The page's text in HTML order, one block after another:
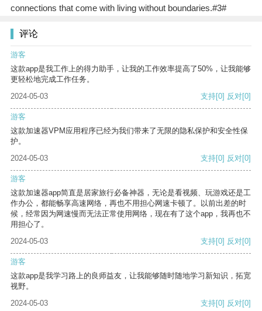
connections that come with living without boundaries.#3#
评论
游客
这款app是我工作上的得力助手，让我的工作效率提高了50%，让我能够
更轻松地完成工作任务。
2024-05-03
支持[0] 反对[0]
游客
这款加速器VPM应用程序已经为我们带来了无限的隐私保护和安全性保
护。
2024-05-03
支持[0] 反对[0]
游客
这款加速器app简直是居家旅行必备神器，无论是看视频、玩游戏还是工
作办公，都能畅享高速网络，再也不用担心网速卡顿了。以前出差的时
候，经常因为网速慢而无法正常使用网络，现在有了这个app，我再也不
用担心了。
2024-05-03
支持[0] 反对[0]
游客
这款app是我学习路上的良师益友，让我能够随时随地学习新知识，拓宽
视野。
2024-05-03
支持[0] 反对[0]